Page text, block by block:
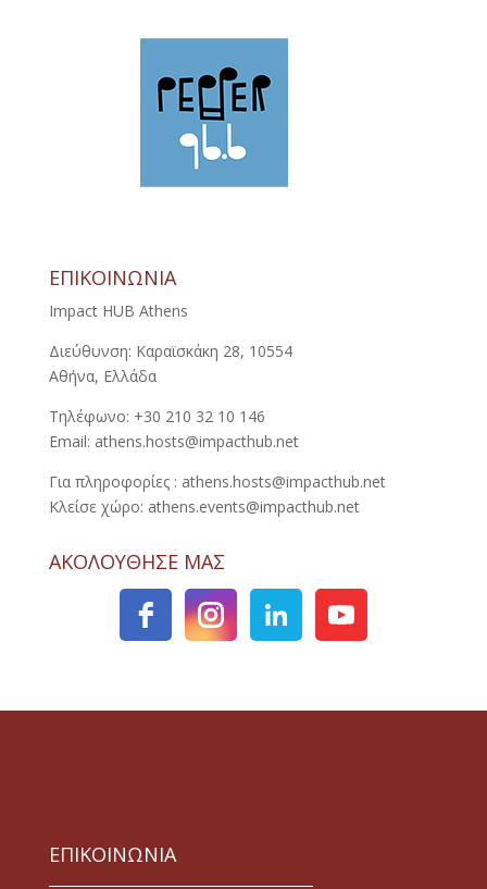
ΕΠΙΚΟΙΝΩΝΙΑ
Impact HUB Athens
Διεύθυνση: Καραϊσκάκη 28, 10554
Αθήνα, Ελλάδα
Τηλέφωνο: +30 210 32 10 146
Email: athens.hosts@impacthub.net
Για πληροφορίες : athens.hosts@impacthub.net
Κλείσε χώρο: athens.events@impacthub.net
ΑΚΟΛΟΥΘΗΣΕ ΜΑΣ
ΕΠΙΚΟΙΝΩΝΙΑ